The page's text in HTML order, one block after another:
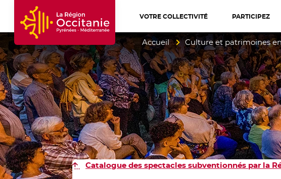
Accueil Région Occitanie / Pyrénées-Méditerranée
VOTRE COLLECTIVITÉ PARTICIPEZ
Accueil Culture et patrimoines
Catalogue des spectacles subventionnés par la